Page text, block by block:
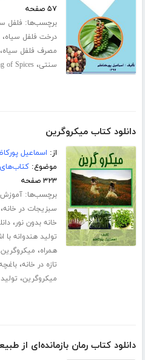
۵۷ صفحه
برچسب‌ها: فلفل
درخت فلفل سیاه،
مصرف فلفل سیاه
سنتی،of Spices
دانلود کتاب میکروگرین
از: اسماعیل
موضوع:
۳۲۳ صفحه
برچسب‌ها:
سبزیجات در خانه
خانه بدون نور،
تولید هندوانه با
همراه، میکروگرین
تازه در خانه،
میکروگرین،
دانلود کتاب رمان بازمانده‌ای از